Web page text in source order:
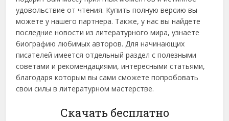
удовольствие от чтения. Купить полную версию вы
можете у нашего партнера. Также, у нас вы найдете
последние новости из литературного мира, узнаете
биографию любимых авторов. Для начинающих
писателей имеется отдельный раздел с полезными
советами и рекомендациями, интересными статьями,
благодаря которым вы сами сможете попробовать
свои силы в литературном мастерстве.
Скачать бесплатно